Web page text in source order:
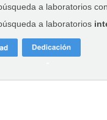
a laboratorios
a laboratorios